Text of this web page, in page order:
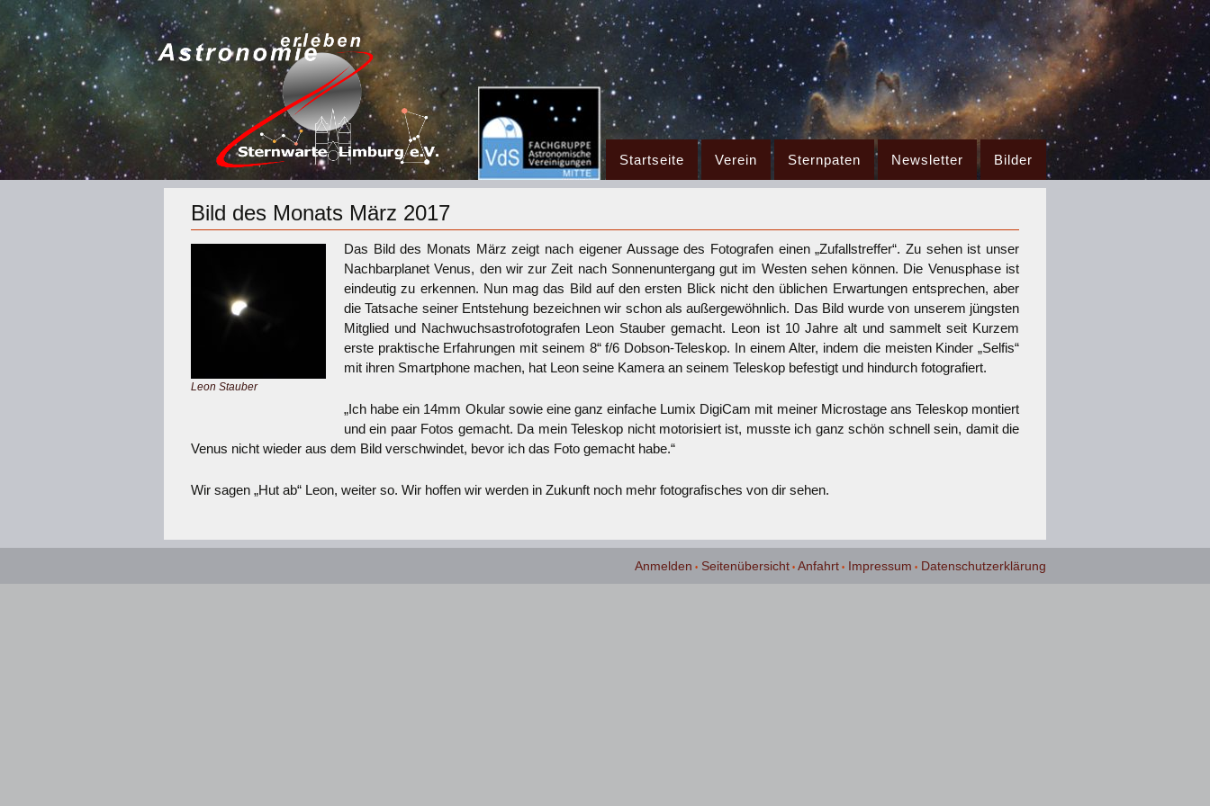
Inhalt
springen
Startseite Verein Sternpaten Newsletter Bilder
Bild des Monats März 2017
Leon Stauber
Das Bild des Monats März zeigt nach eigener Aussage des Fotografen einen „Zufallstreffer“. Zu sehen ist unser
Nachbarplanet Venus, den wir zur Zeit nach Sonnenuntergang gut im Westen sehen können. Die Venusphase ist
eindeutig zu erkennen. Nun mag das Bild auf den ersten Blick nicht den üblichen Erwartungen entsprechen, aber
die Tatsache seiner Entstehung bezeichnen wir schon als außergewöhnlich. Das Bild wurde von unserem jüngsten
Mitglied und Nachwuchsastrofotografen Leon Stauber gemacht. Leon ist 10 Jahre alt und sammelt seit Kurzem
erste praktische Erfahrungen mit seinem 8“ f/6 Dobson-Teleskop. In einem Alter, indem die meisten Kinder „Selfis“
mit ihren Smartphone machen, hat Leon seine Kamera an seinem Teleskop befestigt und hindurch fotografiert.
„Ich habe ein 14mm Okular sowie eine ganz einfache Lumix DigiCam mit meiner Microstage ans Teleskop montiert
und ein paar Fotos gemacht. Da mein Teleskop nicht motorisiert ist, musste ich ganz schön schnell sein, damit die
Venus nicht wieder aus dem Bild verschwindet, bevor ich das Foto gemacht habe.“
Wir sagen „Hut ab“ Leon, weiter so. Wir hoffen wir werden in Zukunft noch mehr fotografisches von dir sehen.
Anmelden Seitenübersicht Anfahrt Impressum Datenschutzerklärung